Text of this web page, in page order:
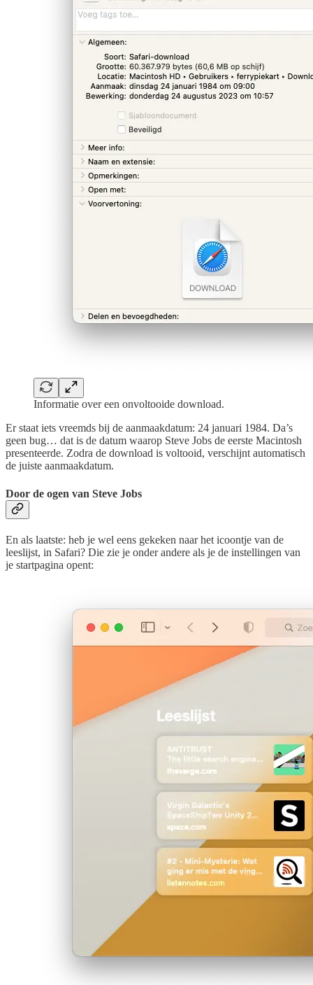
Informatie over een onvoltooide download.
Er staat iets vreemds bij de aanmaakdatum: 24 januari 1984. Da’s
geen bug… dat is de datum waarop Steve Jobs de eerste Macintosh
presenteerde. Zodra de download is voltooid, verschijnt automatisch
de juiste aanmaakdatum.
Door de ogen van Steve Jobs
En als laatste: heb je wel eens gekeken naar het icoontje van de
leeslijst, in Safari? Die zie je onder andere als je de instellingen van
je startpagina opent: